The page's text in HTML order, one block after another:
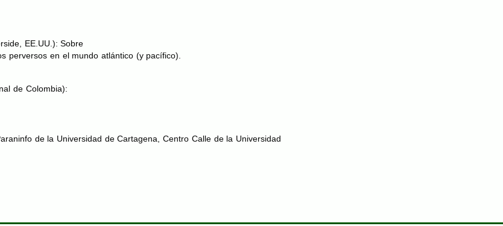
EE.UU.): Sobre
perversos en el mundo atlántico (y pacífico).
de Colombia):
de la Universidad de Cartagena, Centro Calle de la Universidad